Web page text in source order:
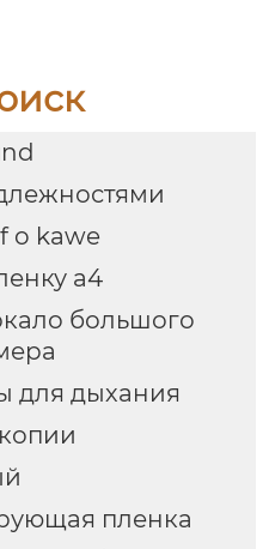
o kawe
а4
большого
для дыхания
пленка